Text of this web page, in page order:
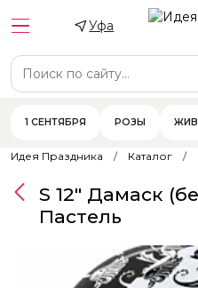
Уфа
1 СЕНТЯБРЯ РОЗЫ
Идея Праздника Каталог
S 12" Дамаск
Пастель